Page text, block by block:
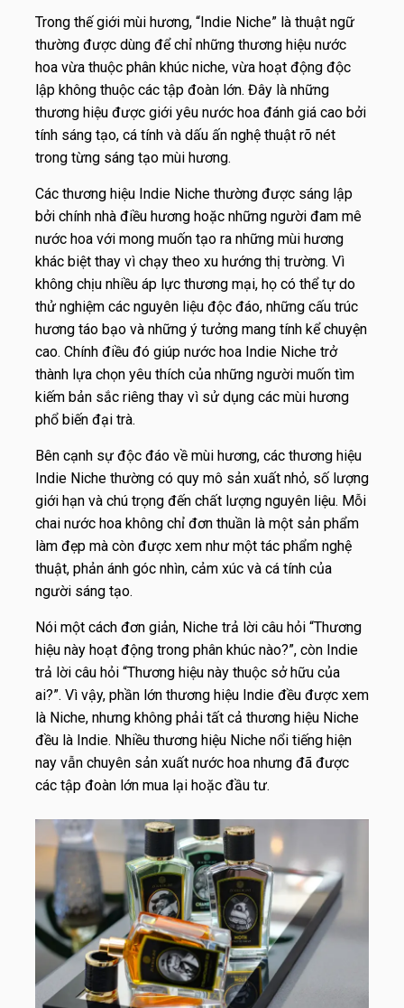
Trong thế giới mùi hương, “Indie Niche” là thuật ngữ
thường được dùng để chỉ những thương hiệu nước
hoa vừa thuộc phân khúc niche, vừa hoạt động độc
lập không thuộc các tập đoàn lớn. Đây là những
thương hiệu được giới yêu nước hoa đánh giá cao bởi
tính sáng tạo, cá tính và dấu ấn nghệ thuật rõ nét
trong từng sáng tạo mùi hương.
Các thương hiệu Indie Niche thường được sáng lập
bởi chính nhà điều hương hoặc những người đam mê
nước hoa với mong muốn tạo ra những mùi hương
khác biệt thay vì chạy theo xu hướng thị trường. Vì
không chịu nhiều áp lực thương mại, họ có thể tự do
thử nghiệm các nguyên liệu độc đáo, những cấu trúc
hương táo bạo và những ý tưởng mang tính kể chuyện
cao. Chính điều đó giúp nước hoa Indie Niche trở
thành lựa chọn yêu thích của những người muốn tìm
kiếm bản sắc riêng thay vì sử dụng các mùi hương
phổ biến đại trà.
Bên cạnh sự độc đáo về mùi hương, các thương hiệu
Indie Niche thường có quy mô sản xuất nhỏ, số lượng
giới hạn và chú trọng đến chất lượng nguyên liệu. Mỗi
chai nước hoa không chỉ đơn thuần là một sản phẩm
làm đẹp mà còn được xem như một tác phẩm nghệ
thuật, phản ánh góc nhìn, cảm xúc và cá tính của
người sáng tạo.
Nói một cách đơn giản, Niche trả lời câu hỏi “Thương
hiệu này hoạt động trong phân khúc nào?”, còn Indie
trả lời câu hỏi “Thương hiệu này thuộc sở hữu của
ai?”. Vì vậy, phần lớn thương hiệu Indie đều được xem
là Niche, nhưng không phải tất cả thương hiệu Niche
đều là Indie. Nhiều thương hiệu Niche nổi tiếng hiện
nay vẫn chuyên sản xuất nước hoa nhưng đã được
các tập đoàn lớn mua lại hoặc đầu tư.